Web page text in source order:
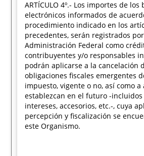
ARTÍCULO 4º.- Los importes de los
electrónicos informados de
procedimiento indicado en los
precedentes, serán registrados
Administración Federal como
contribuyentes y/o responsables
podrán aplicarse a la cancelación
obligaciones fiscales emergentes
impuesto, vigente o no, así como
establezcan en el futuro -incluidos
intereses, accesorios, etc.-, cuya
percepción y fiscalización se
este Organismo.